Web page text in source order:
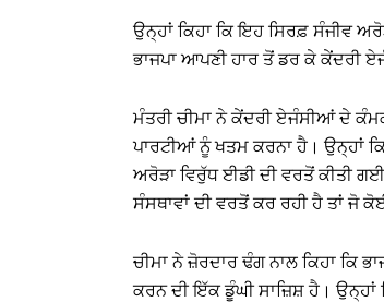
ਉਨ੍ਹਾਂ ਕਿਹਾ ਕਿ ਇਹ ਸਿਰਫ਼ ਸੰਜੀਵ
ਭਾਜਪਾ ਆਪਣੀ ਹਾਰ ਤੋਂ ਡਰ ਕੇ ਕੇਂਦਰੀ
ਮੰਤਰੀ ਚੀਮਾ ਨੇ ਕੇਂਦਰੀ ਏਜੰਸੀਆਂ ਦੇ
ਪਾਰਟੀਆਂ ਨੂੰ ਖਤਮ ਕਰਨਾ ਹੈ। ਉਨ੍ਹਾਂ
ਅਰੋੜਾ ਵਿਰੁੱਧ ਈਡੀ ਦੀ ਵਰਤੋਂ ਕੀਤੀ
ਸੰਸਥਾਵਾਂ ਦੀ ਵਰਤੋਂ ਕਰ ਰਹੀ ਹੈ ਤਾਂ ਜੋ
ਚੀਮਾ ਨੇ ਜ਼ੋਰਦਾਰ ਢੰਗ ਨਾਲ ਕਿਹਾ ਕਿ
ਕਰਨ ਦੀ ਇੱਕ ਡੂੰਘੀ ਸਾਜ਼ਿਸ਼ ਹੈ। ਉਨ੍ਹਾਂ